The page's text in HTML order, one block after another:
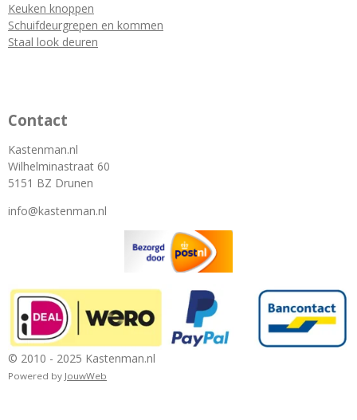
Keuken knoppen
Schuifdeurgrepen en kommen
Staal look deuren
Contact
Kastenman.nl
Wilhelminastraat 60
5151 BZ Drunen
info@kastenman.nl
© 2010 - 2025 Kastenman.nl
Powered by JouwWeb